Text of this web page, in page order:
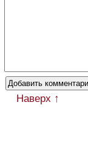
Наверх ↑